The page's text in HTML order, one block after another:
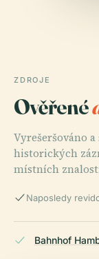
ZDROJE
Ověřené
Vyrešeršováno
historických
místních
Naposledy
Bahnhof